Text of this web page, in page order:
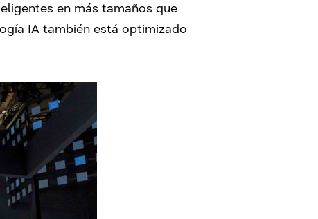
en más tamaños que
IA también está optimizado